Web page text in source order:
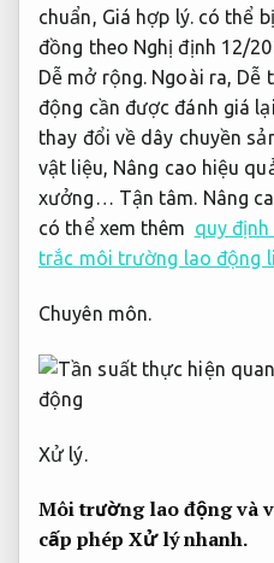
chuẩn, Giá hợp lý.có thể
đồng theo Nghị định 12/
Dễ mở rộng. Ngoài ra, Dễ
động cần được đánh giá
thay đổi về dây chuyền
vật liệu, Nâng cao hiệu
xưởng… Tận tâm. Nâng
có thể xem thêm quy
trắc môi trường lao động
Chuyên môn.
Xử lý.
Môi trường lao động và
cấp phép Xử lý nhanh.